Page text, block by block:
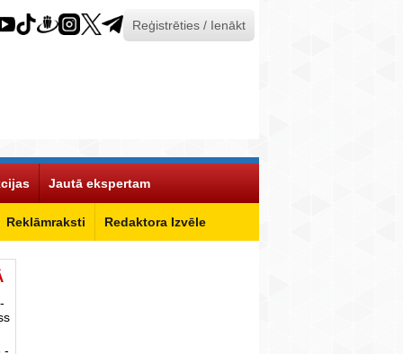
Reģistrēties / Ienākt
Reklāmraksti Redaktora Izvēle
Jautā ekspertam
-